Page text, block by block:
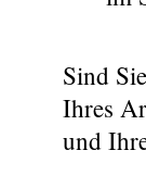
Sind
Ihres
und